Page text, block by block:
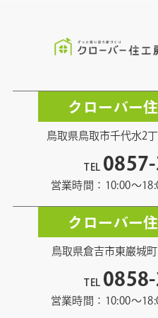
クローバー
鳥取県鳥取市千代水2
TEL
営業時間：10:00〜
クローバー
鳥取県倉吉市東巌城町
TEL
営業時間：10:00〜